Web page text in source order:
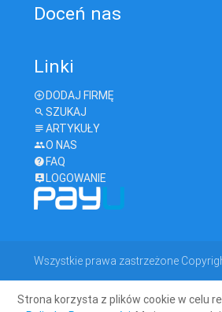
Doceń nas
Linki
DODAJ FIRMĘ
SZUKAJ
ARTYKUŁY
O NAS
FAQ
LOGOWANIE
Wszystkie prawa zastrzeżone
geodeta.com
Strona korzysta z plików cookie w celu